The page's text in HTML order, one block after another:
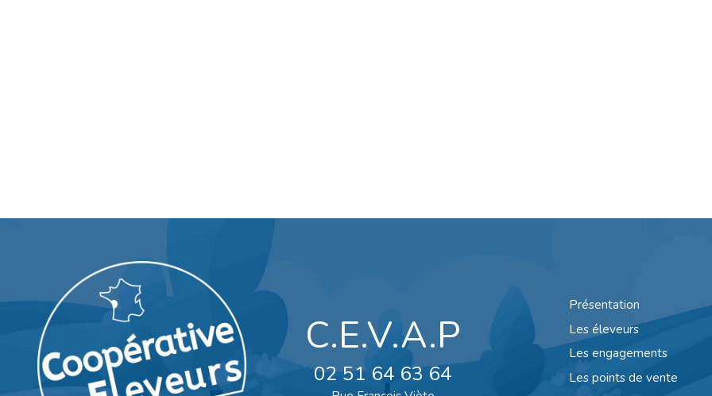
C.E.V.A.P
02 51 64 63 64
Présentation
Les éleveurs
Les engagements
Les points de vente